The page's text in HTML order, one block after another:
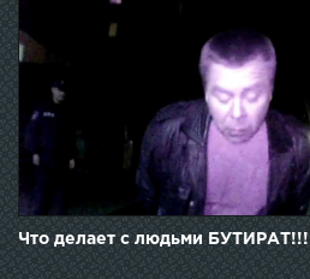
Что делает с людьми БУТИРАТ!!!